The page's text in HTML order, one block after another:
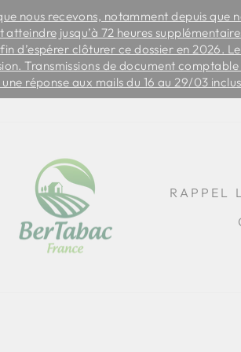
Diaporama
Pause
nous recevons, notamment depuis que
jusqu’à 72 heures
clôturer ce dossier en 2026.
Transmissions de document
réponse aux mails du 16 au 29/03
RAPPEL